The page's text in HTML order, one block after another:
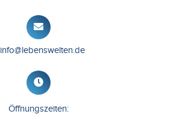
info@lebenswelten.de
Öffnungszeiten: